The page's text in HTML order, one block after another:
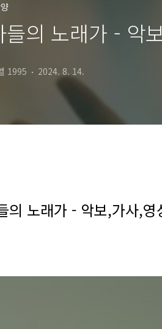
들의 노래가 - 악
1995 2024. 8. 14.
의 노래가 - 악보,가사,영